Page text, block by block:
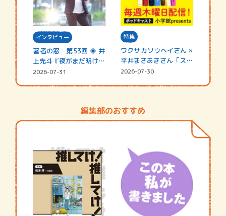
インタビュー
著者の窓 第53回 ◈ 井
上先斗『夜がまだ明けな
い』
2026-07-31
特集
ワクサカソウヘイさん ×
平井まさあきさん「スペ
シャ…
2026-07-30
編集部のおすすめ